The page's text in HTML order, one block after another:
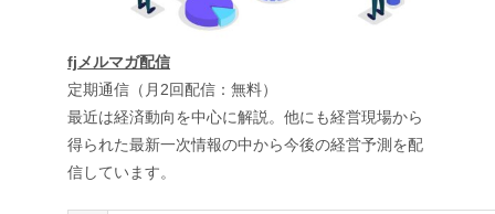
fjメルマガ配信
定期通信（月2回配信：無料）
最近は経済動向を中心に解説。他にも経営現場から
得られた最新一次情報の中から今後の経営予測を配
信しています。